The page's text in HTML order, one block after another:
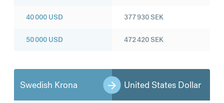
40 000 USD
50 000 USD
377 930SEK
472 420SEK
Swedish Krona United States Dollar